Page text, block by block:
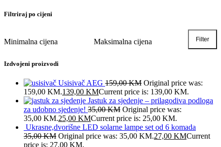
Filtriraj po cijeni
Minimalna cijena Maksimalna cijena Filter
Izdvojeni proizvodi
Usisivač AEG 159,00KM Original price was:
159,00 KM.139,00 KMCurrent price is: 139,00 KM.
Jastuk za sjedenje – prilagodiva podloga
za udobno sjedenje! 35,00KM Original price was:
35,00 KM.25,00 KMCurrent price is: 25,00 KM.
Ukrasne,dvorišne LED solarne lampe set od 6 komada
35,00KM Original price was: 35,00 KM.27,00 KMCurrent
price is: 27,00 KM.